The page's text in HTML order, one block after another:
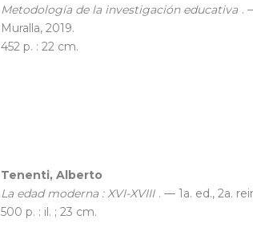
Metodología de la investigación educativa .
Muralla, 2019.
452 p. : 22 cm.
Tenenti, Alberto
La edad moderna : XVI-XVIII . — 1a. ed., 2a.
500 p. : il. ; 23 cm.